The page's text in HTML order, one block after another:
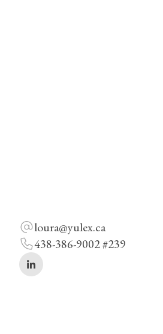
loura@yulex.ca
438-386-9002 #239